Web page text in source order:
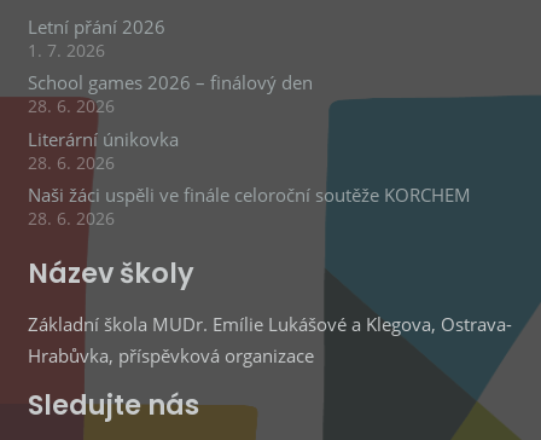
Letní přání 2026
1. 7. 2026
School games 2026 – finálový den
28. 6. 2026
Literární únikovka
28. 6. 2026
Naši žáci uspěli ve finále celoroční soutěže KORCHEM
28. 6. 2026
Název školy
Základní škola MUDr. Emílie Lukášové a Klegova, Ostrava-
Hrabůvka, příspěvková organizace
Sledujte nás